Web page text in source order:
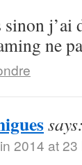
sinon j’ai
ne
says:
2014 at 23